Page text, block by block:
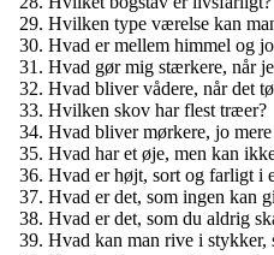
Hvilken type værelse kan
Hvad er mellem himmel og
Hvad gør mig stærkere, når
Hvad bliver vådere, når det
Hvilken skov har flest træer?
Hvad bliver mørkere, jo
Hvad har et øje, men kan
Hvad er højt, sort og farligt i
Hvad er det, som ingen kan
Hvad er det, som du aldrig
Hvad kan man rive i stykker,